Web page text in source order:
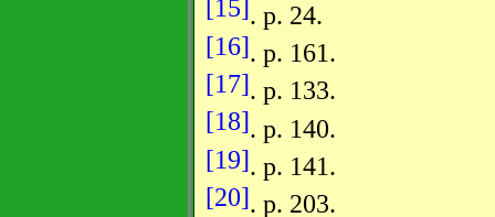
[15]. p. 24.
[16]. p. 161.
[17]. p. 133.
[18]. p. 140.
[19]. p. 141.
[20]. p. 203.